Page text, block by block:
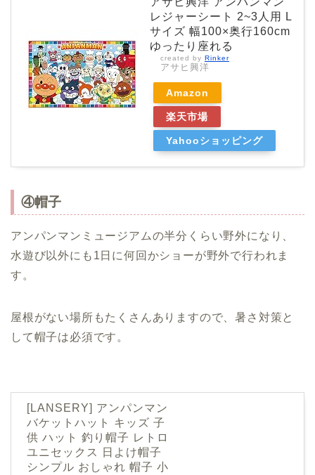
レジャーシート 2~3人用 L
サイズ 幅100×奥行160cm
ゆったり座れる
created by Rinker
アサヒ興洋
Amazon
楽天市場
Yahooショッピング
④帽子
アンパンマンミュージアムの半分くらい野外になり、
水遊び以外にも1日に何回かショーが野外で行われま
す。
屋根がない場所もたくさんありますので、暑さ対策と
して帽子は必須です。
[LANSERY] アンパンマン
バケットハット キッズ 子
供 ハット 釣り帽子 レトロ
ユニセックス 日よけ帽子
シンプル おしゃれ 帽子 小